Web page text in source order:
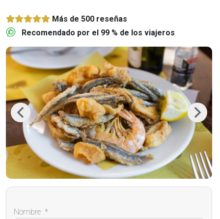
Más de 500 reseñas
Recomendado por el 99 % de los viajeros
Previous Next
Nombre *